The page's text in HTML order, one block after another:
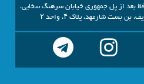
بعد از پل جمهوری خیابان سرهنگ سخایی،
بست شارمهد، پلاک ۴، واحد ۲